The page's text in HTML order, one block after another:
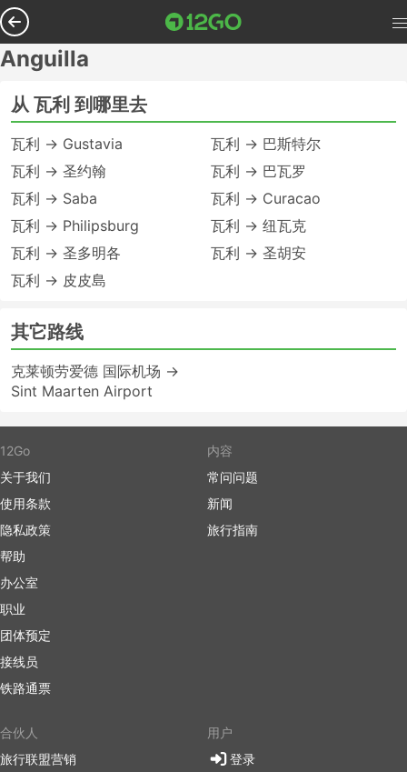
Anguilla
从 瓦利 到哪里去
瓦利 → Gustavia
瓦利 → 圣约翰
瓦利 → Saba
瓦利 → Philipsburg
瓦利 → 圣多明各
瓦利 → 皮皮島
瓦利 → 巴斯特尔
瓦利 → 巴瓦罗
瓦利 → Curacao
瓦利 → 纽瓦克
瓦利 → 圣胡安
其它路线
克莱顿劳爱德 国际机场 →
Sint Maarten Airport
12Go
关于我们
使用条款
隐私政策
帮助
办公室
职业
团体预定
接线员
铁路通票
内容
常问问题
新闻
旅行指南
合伙人
旅行联盟营销
用户
登录